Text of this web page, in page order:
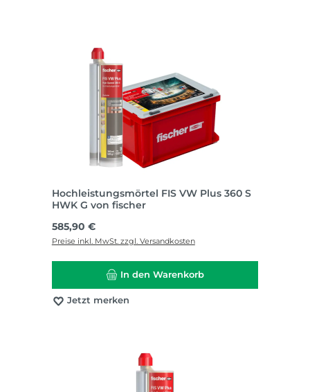
Hochleistungsmörtel FIS VW Plus 360 S
HWK G von fischer
Regulärer Preis:
585,90 €
Preise inkl. MwSt. zzgl. Versandkosten
In den Warenkorb
Jetzt merken